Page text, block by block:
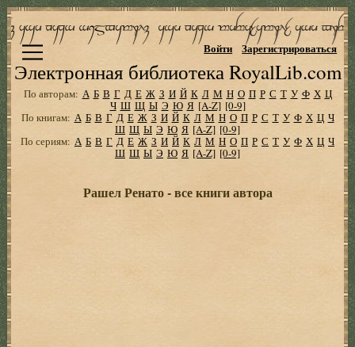
Электронная библиотека RoyalLib.com
Войти Зарегистрироваться
По авторам: А Б В Г Д Е Ж З И Й К Л М Н О П Р С Т У Ф Х Ц
Ч Ш Щ Ы Э Ю Я [A-Z] [0-9]
По книгам: А Б В Г Д Е Ж З И Й К Л М Н О П Р С Т У Ф Х Ц Ч
Ш Щ Ы Э Ю Я [A-Z] [0-9]
По сериям: А Б В Г Д Е Ж З И Й К Л М Н О П Р С Т У Ф Х Ц Ч
Ш Щ Ы Э Ю Я [A-Z] [0-9]
Рашел Ренато - все книги автора